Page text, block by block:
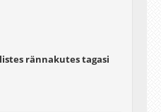
rännakutes tagasi